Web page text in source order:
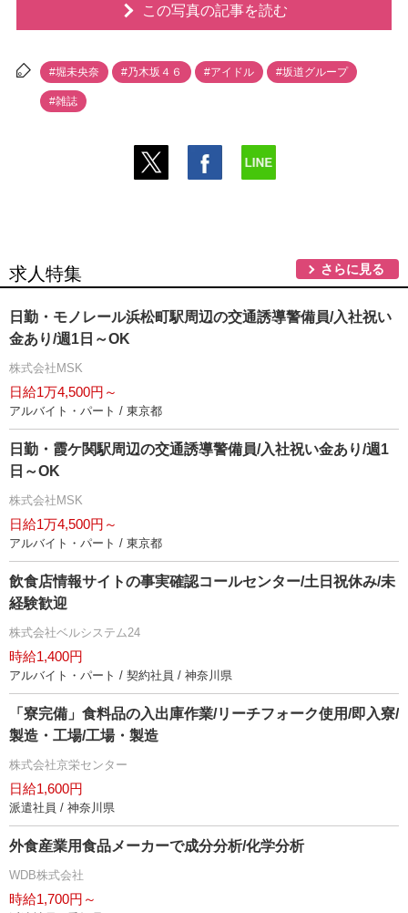
この写真の記事を読む
#堀未央奈 #乃木坂４６ #アイドル #坂道グループ
#雑誌
求人特集 さらに見る
日勤・モノレール浜松町駅周辺の交通誘導警備員/入社祝い
金あり/週1日～OK
株式会社MSK
日給1万4,500円～
アルバイト・パート / 東京都
日勤・霞ケ関駅周辺の交通誘導警備員/入社祝い金あり/週1
日～OK
株式会社MSK
日給1万4,500円～
アルバイト・パート / 東京都
飲食店情報サイトの事実確認コールセンター/土日祝休み/未
経験歓迎
株式会社ベルシステム24
時給1,400円
アルバイト・パート / 契約社員 / 神奈川県
「寮完備」食料品の入出庫作業/リーチフォーク使用/即入寮/
製造・工場/工場・製造
株式会社京栄センター
日給1,600円
派遣社員 / 神奈川県
外食産業用食品メーカーで成分分析/化学分析
WDB株式会社
時給1,700円～